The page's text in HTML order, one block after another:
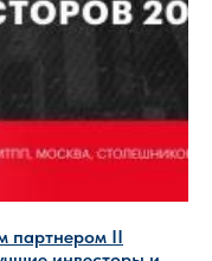
партнером II